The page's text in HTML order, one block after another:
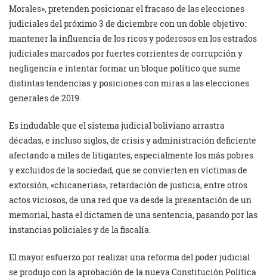
Morales», pretenden posicionar el fracaso de las elecciones
judiciales del próximo 3 de diciembre con un doble objetivo:
mantener la influencia de los ricos y poderosos en los estrados
judiciales marcados por fuertes corrientes de corrupción y
negligencia e intentar formar un bloque político que sume
distintas tendencias y posiciones con miras a las elecciones
generales de 2019.
Es indudable que el sistema judicial boliviano arrastra
décadas, e incluso siglos, de crisis y administración deficiente
afectando a miles de litigantes, especialmente los más pobres
y excluidos de la sociedad, que se convierten en víctimas de
extorsión, «chicanerias», retardación de justicia, entre otros
actos viciosos, de una red que va desde la presentación de un
memorial, hasta el dictamen de una sentencia, pasando por las
instancias policiales y de la fiscalía.
El mayor esfuerzo por realizar una reforma del poder judicial
se produjo con la aprobación de la nueva Constitución Política